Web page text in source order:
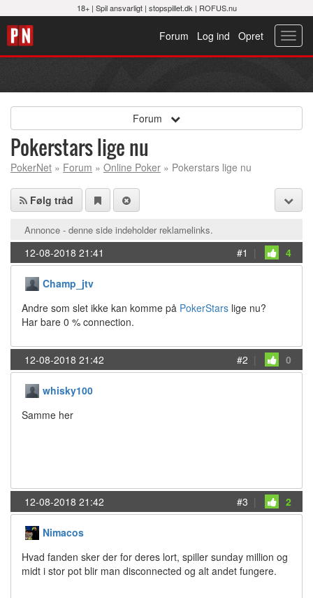
18+ | Spil ansvarligt| stopspillet.dk | ROFUS.nu
Opret
Log ind
Forum
Forum
Pokerstars lige nu
PokerNet » Forum » Online Poker » Pokerstars lige nu
Følg tråd
Annonce - denne side indeholder reklamelinks.
12-08-2018 21:41 #1 | 4
Champ_jtv
Andre som slet ikke kan komme på PokerStars lige nu?
Har bare 0 % connection.
12-08-2018 21:42 #2 | 0
whisky100
Samme her
12-08-2018 21:42 #3 | 2
Nimacos
Hvad fanden sker der for deres lort, spiller sunday million og
midt i stor pot blir man disconnected og alt andet fungere.